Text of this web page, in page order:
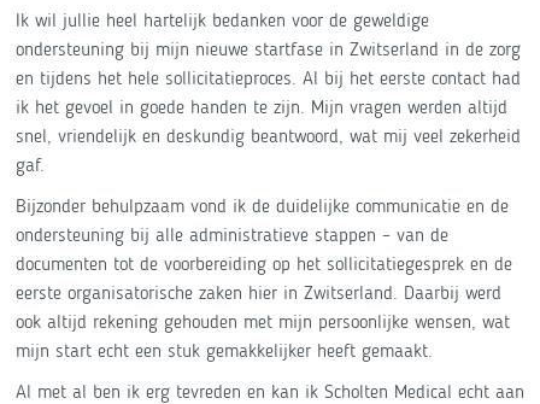
Ik wil jullie heel hartelijk bedanken voor de geweldige
ondersteuning bij mijn nieuwe startfase in Zwitserland in de zorg
en tijdens het hele sollicitatieproces. Al bij het eerste contact had
ik het gevoel in goede handen te zijn. Mijn vragen werden altijd
snel, vriendelijk en deskundig beantwoord, wat mij veel zekerheid
gaf.
Bijzonder behulpzaam vond ik de duidelijke communicatie en de
ondersteuning bij alle administratieve stappen – van de
documenten tot de voorbereiding op het sollicitatiegesprek en de
eerste organisatorische zaken hier in Zwitserland. Daarbij werd
ook altijd rekening gehouden met mijn persoonlijke wensen, wat
mijn start echt een stuk gemakkelijker heeft gemaakt.
Al met al ben ik erg tevreden en kan ik Scholten Medical echt aan